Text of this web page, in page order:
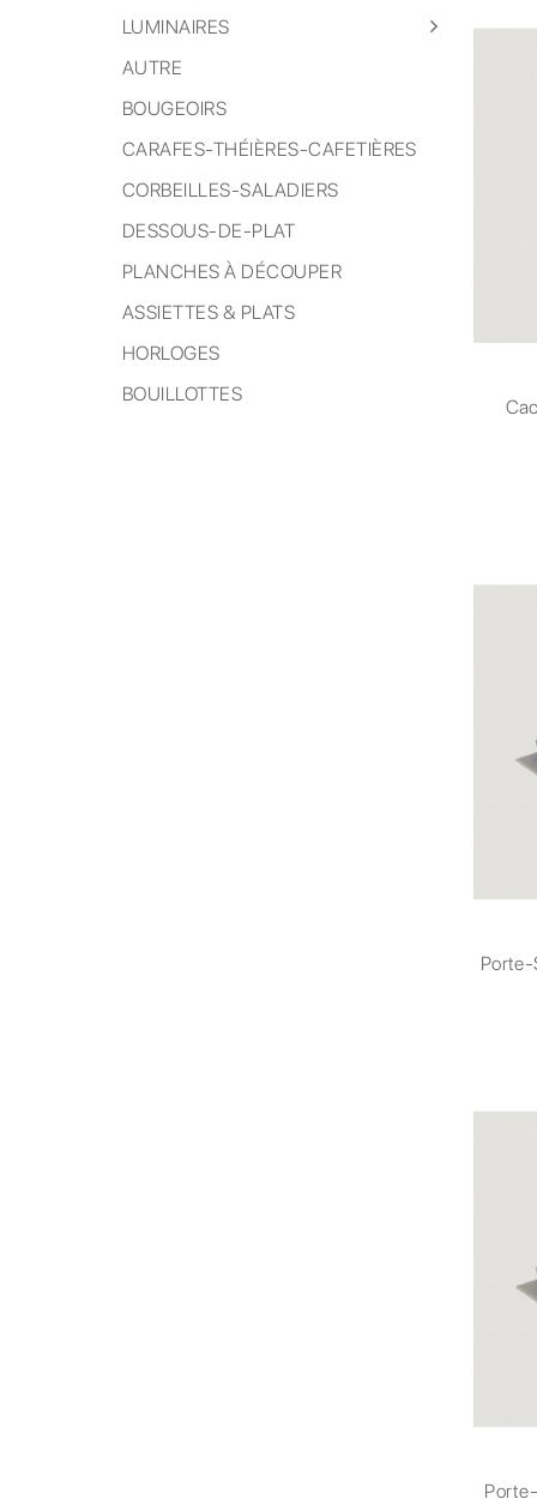
LUMINAIRES
AUTRE
BOUGEOIRS
CARAFES-THÉIÈRES-CAFETIÈRES
CORBEILLES-SALADIERS
DESSOUS-DE-PLAT
PLANCHES À DÉCOUPER
ASSIETTES & PLATS
HORLOGES
BOUILLOTTES
Porte-